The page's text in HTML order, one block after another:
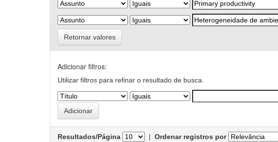
Retornar valores
Adicionar filtros:
Utilizar filtros para refinar o resultado de busca.
Resultados/Página | Ordenar registros por